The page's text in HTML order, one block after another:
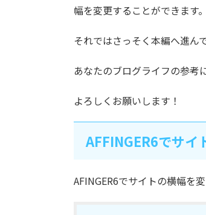
幅を変更することができます。
それではさっそく本編へ進ん
あなたのブログライフの参考
よろしくお願いします！
AFFINGER6でサイ
AFINGER6でサイトの横幅を